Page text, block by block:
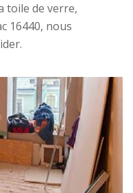
toile de verre,
16440, nous